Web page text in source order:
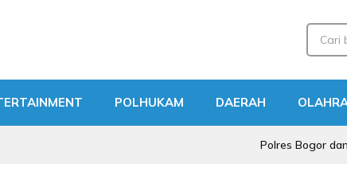
POLHUKAM DAERAH
Polres Bogor dan BMSN